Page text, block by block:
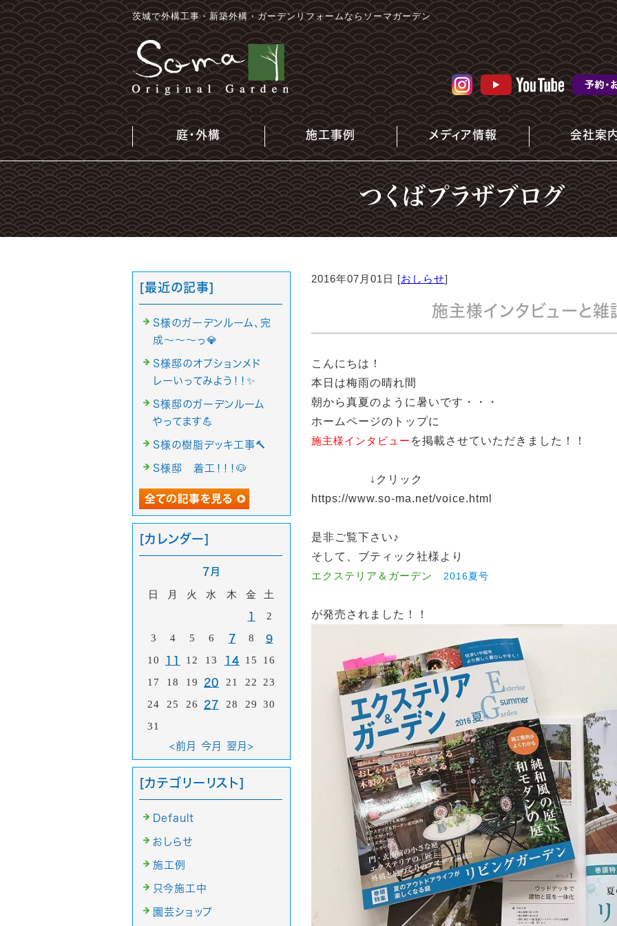
茨城で外構工事・新築外構・ガーデンリフォームならソーマガーデン
庭・外構 施工事例 メディア情報 会社案
つくばプラザブログ
2016年07月01日 [おしらせ]
施主様インタビューと雑
こんにちは！
本日は梅雨の晴れ間
朝から真夏のように暑いです・・・
ホームページのトップに
施主様インタビュー を掲載させていただきました！！
↓クリック
https://www.so-ma.net/voice.html
是非ご覧下さい♪
そして、ブティック社様より
エクステリア＆ガーデン 2016夏号
が発売されました！！
[最近の記事]
S様のガーデンルーム、完
成～～～っ💎
S様邸のオプションメド
レーいってみよう！！✨
S様邸のガーデンルーム
やってます💪
S様の樹脂デッキ工事🔨
S様邸 着工！！！🐶
[カレンダー]
7月
日 月 火 水 木 金 土
1
2
3
4 5 6 7 8 9
10 11 12 13 14 15
16
17
18 19 20 21 22
23
24
25 26 27 28 29
30
31
<前月 今月 翌月>
[カテゴリーリスト]
Default
おしらせ
施工例
只今施工中
園芸ショップ